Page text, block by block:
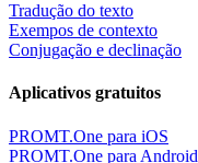
Tradução do texto
Exempos de contexto
Conjugação e declinação
Aplicativos gratuitos
PROMT.One para iOS
PROMT.One para Android